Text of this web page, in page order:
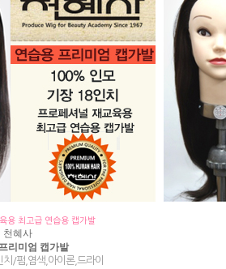
용 최고급 연습용 캡가발
천혜사
리미엄 캡가발
/펌,염색,아이론,드라이